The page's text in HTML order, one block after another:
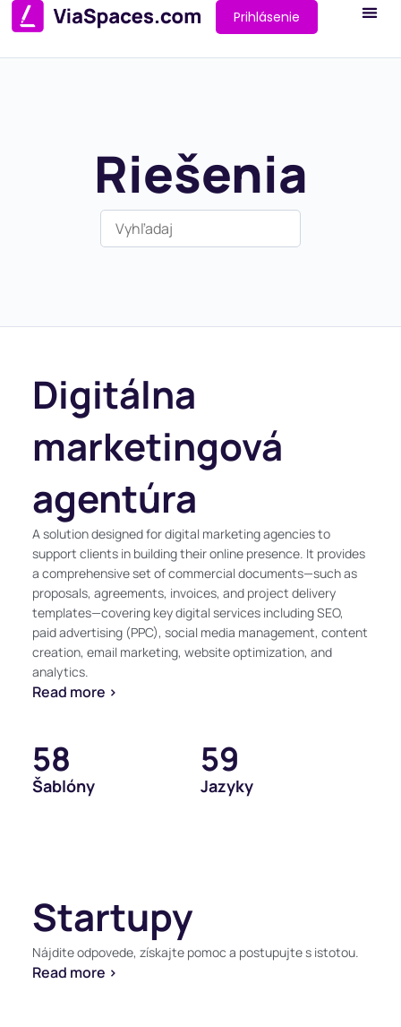
Prihlásenie
Riešenia
Digitálna
marketingová
agentúra
A solution designed for digital marketing agencies to
support clients in building their online presence. It provides
a comprehensive set of commercial documents—such as
proposals, agreements, invoices, and project delivery
templates—covering key digital services including SEO,
paid advertising (PPC), social media management, content
creation, email marketing, website optimization, and
analytics.
Read more >
58
Šablóny
59
Jazyky
Startupy
Nájdite odpovede, získajte pomoc a postupujte s istotou.
Read more >